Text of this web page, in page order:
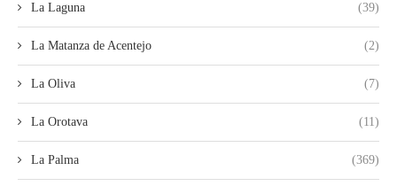
La Laguna (39)
La Matanza de Acentejo (2)
La Oliva (7)
La Orotava (11)
La Palma (369)